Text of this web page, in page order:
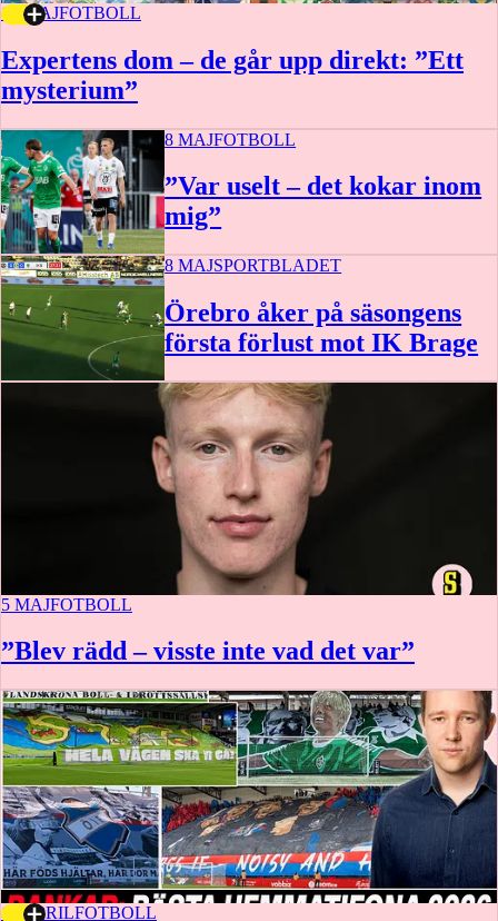
16 MAJFOTBOLL
Expertens dom – de går upp direkt: ”Ett
mysterium”
8 MAJFOTBOLL
”Var uselt – det kokar inom
mig”
8 MAJSPORTBLADET
Örebro åker på säsongens
första förlust mot IK Brage
5 MAJFOTBOLL
”Blev rädd – visste inte vad det var”
16 APRILFOTBOLL